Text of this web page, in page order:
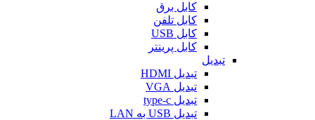
کابل برق
کابل تلفن
کابل USB
کابل پرینتر
تبدیل
تبدیل HDMI
تبدیل VGA
تبدیل type-c
تبدیل USB به LAN